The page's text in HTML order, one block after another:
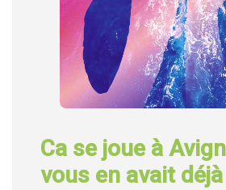
Ca se joue à
vous en avait